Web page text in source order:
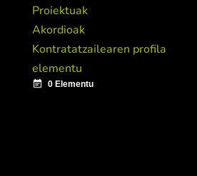
Proiektuak
Akordioak
Kontratatzailearen profila
elementu